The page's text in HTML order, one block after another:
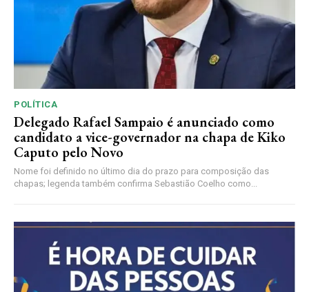
POLÍTICA
Delegado Rafael Sampaio é anunciado como
candidato a vice-governador na chapa de Kiko
Caputo pelo Novo
Nome foi definido no último dia do prazo para composição das
chapas; legenda também confirma Sebastião Coelho como...